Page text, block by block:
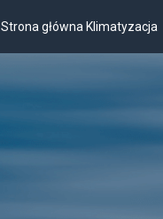
Strona główna Klimatyzacja